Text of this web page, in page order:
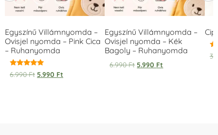
Egyszínű Villámnyomda –
Ovisjel nyomda – Pink Cica
– Ruhanyomda
Értékelés:
5.00
6.990Ft 5.990 Ft
Egyszínű Villámnyomda –
Ovisjel nyomda – Kék
Bagoly – Ruhanyomda
6.990Ft 5.990 Ft